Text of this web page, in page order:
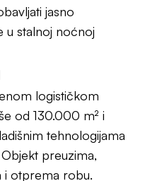
jasno
u stalnoj noćnoj
logističkom
od 130.000 m² i
tehnologijama
preuzima,
i otprema robu.